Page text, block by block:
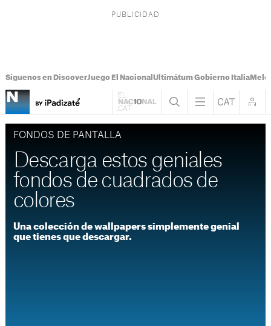
Síguenos en DiscoverJuego El Nacional Ultimátum Gobierno Italia
FONDOS DE PANTALLA
Descarga estos geniales
fondos de cuadrados de
colores
Una colección de wallpapers simplemente genial
que tienes que descargar.